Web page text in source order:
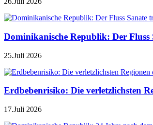
Dominikanische Republik: Der Fluss
25.Juli 2026
Erdbebenrisiko: Die verletzlichsten
17.Juli 2026